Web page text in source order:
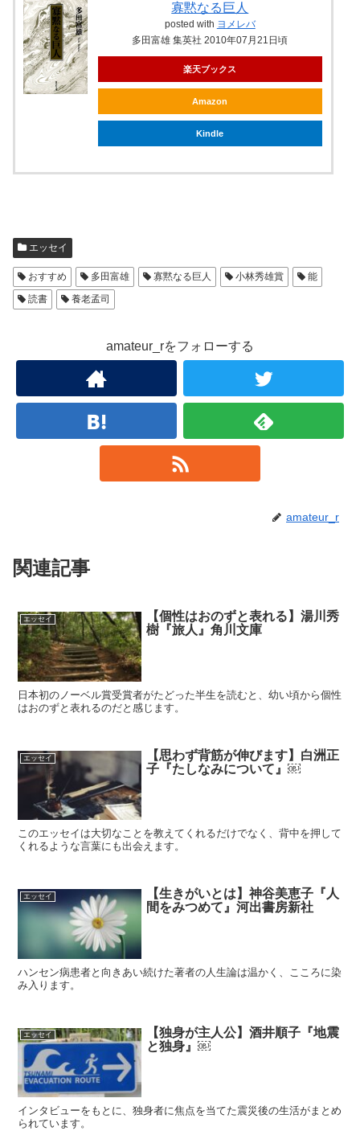
寡黙なる巨人
posted with ヨメレバ
多田富雄 集英社 2010年07月21日頃
楽天ブックス
Amazon
Kindle
エッセイ
おすすめ 多田富雄 寡黙なる巨人 小林秀雄賞
能
読書
養老孟司
amateur_rをフォローする
amateur_r
関連記事
エッセイ
【個性はおのずと表れる】湯川秀
樹『旅人』角川文庫
日本初のノーベル賞受賞者がたどった半生を読むと、幼い頃から個性
はおのずと表れるのだと感じます。
エッセイ
【思わず背筋が伸びます】白洲正
子『たしなみについて』￼
このエッセイは大切なことを教えてくれるだけでなく、背中を押して
くれるような言葉にも出会えます。
エッセイ
【生きがいとは】神谷美恵子『人
間をみつめて』河出書房新社
ハンセン病患者と向きあい続けた著者の人生論は温かく、こころに染
み入ります。
エッセイ
【独身が主人公】酒井順子『地震
と独身』￼
インタビューをもとに、独身者に焦点を当てた震災後の生活がまとめ
られています。